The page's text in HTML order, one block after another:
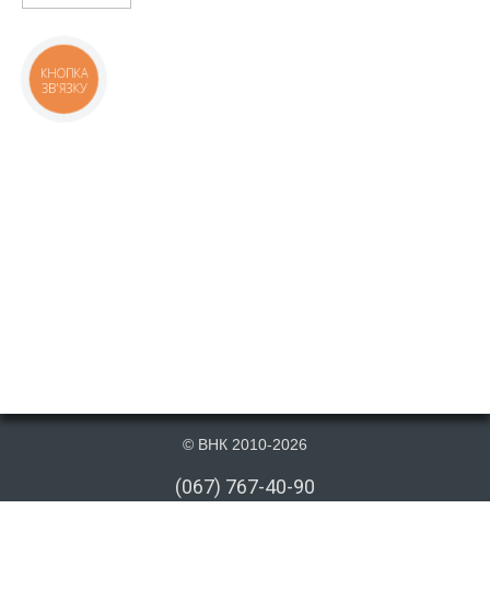
© ВНК 2010-2026
(067) 767-40-90
КНОПКА
ЗВ'ЯЗКУ